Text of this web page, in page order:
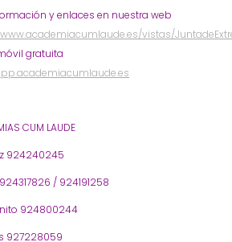
y enlaces en nuestra web
vistas/
gratuita
CUM LAUDE
924240245
/ 924191258
924800244
927228059